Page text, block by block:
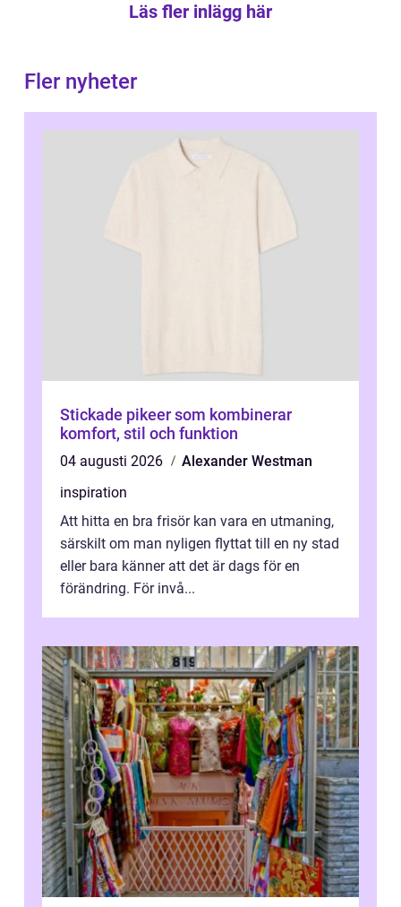
Läs fler inlägg här
Fler nyheter
Stickade pikeer som kombinerar
komfort, stil och funktion
04 augusti 2026
Alexander Westman
inspiration
Att hitta en bra frisör kan vara en utmaning,
särskilt om man nyligen flyttat till en ny stad
eller bara känner att det är dags för en
förändring. För invå...